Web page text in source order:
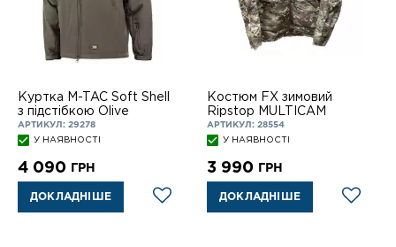
Куртка M-TAC Soft Shell
з підстібкою Olive
АРТИКУЛ: 29278
У НАЯВНОСТІ
4 090 ГРН
ДОКЛАДНІШЕ
Костюм FX зимовий
Ripstop MULTICAM
АРТИКУЛ: 28554
У НАЯВНОСТІ
3 990 ГРН
ДОКЛАДНІШЕ